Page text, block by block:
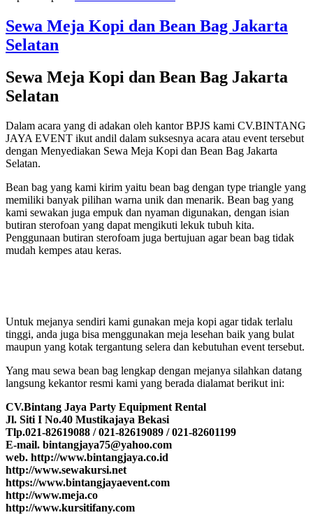
Sewa Meja Kopi dan Bean Bag Jakarta
Selatan
Sewa Meja Kopi dan Bean Bag Jakarta
Selatan
Dalam acara yang di adakan oleh kantor BPJS kami CV.BINTANG
JAYA EVENT ikut andil dalam suksesnya acara atau event tersebut
dengan Menyediakan Sewa Meja Kopi dan Bean Bag Jakarta
Selatan.
Bean bag yang kami kirim yaitu bean bag dengan type triangle yang
memiliki banyak pilihan warna unik dan menarik. Bean bag yang
kami sewakan juga empuk dan nyaman digunakan, dengan isian
butiran sterofoan yang dapat mengikuti lekuk tubuh kita.
Penggunaan butiran sterofoam juga bertujuan agar bean bag tidak
mudah kempes atau keras.
Untuk mejanya sendiri kami gunakan meja kopi agar tidak terlalu
tinggi, anda juga bisa menggunakan meja lesehan baik yang bulat
maupun yang kotak tergantung selera dan kebutuhan event tersebut.
Yang mau sewa bean bag lengkap dengan mejanya silahkan datang
langsung kekantor resmi kami yang berada dialamat berikut ini:
CV.Bintang Jaya Party Equipment Rental
Jl. Siti I No.40 Mustikajaya Bekasi
Tlp.021-82619088 / 021-82619089 / 021-82601199
E-mail. bintangjaya75@yahoo.com
web. http://www.bintangjaya.co.id
http://www.sewakursi.net
https://www.bintangjayaevent.com
http://www.meja.co
http://www.kursitifany.com